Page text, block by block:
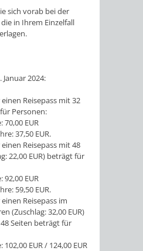
sich vorab bei der
in Ihrem Einzelfall
Januar 2024:
Reisepass mit 32
Personen:
70,00 EUR
37,50 EUR.
Reisepass mit 48
22,00 EUR) beträgt für
92,00 EUR
59,50 EUR.
Reisepass im
(Zuschlag: 32,00 EUR)
Seiten beträgt für
102,00 EUR / 124,00 EUR